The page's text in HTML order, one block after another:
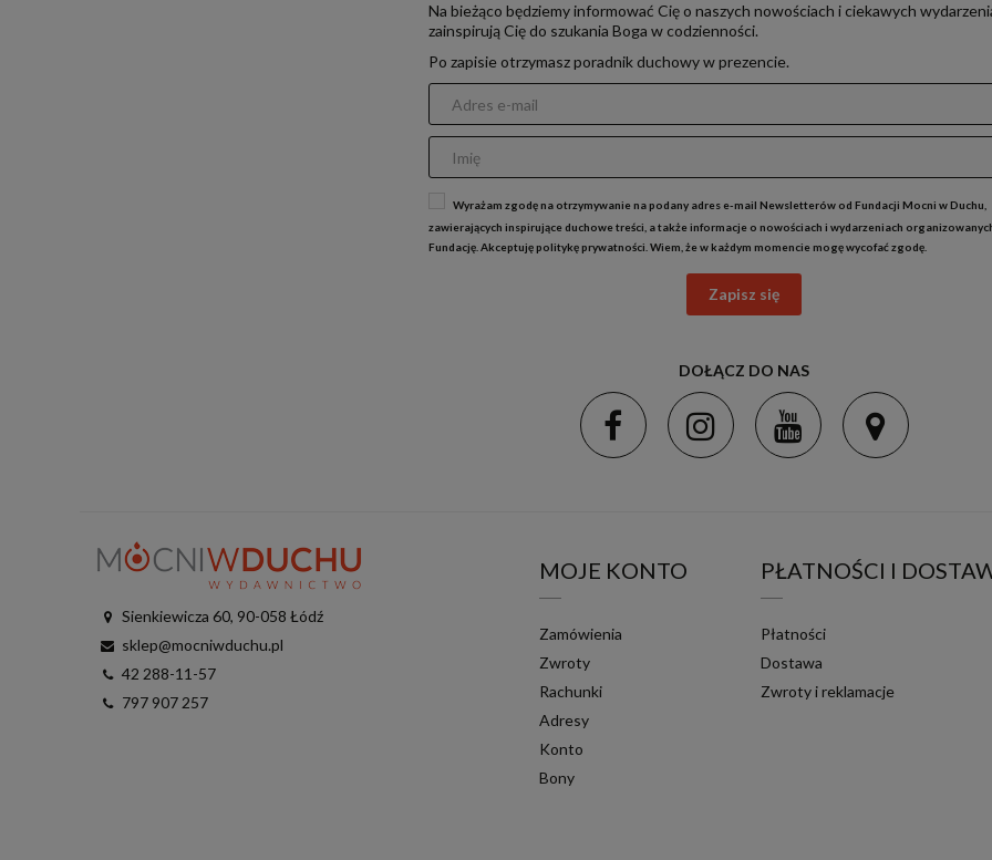
Na bieżąco będziemy informować Cię o naszych nowościach i ciekawych
zainspirują Cię do szukania Boga w codzienności.
Po zapisie otrzymasz poradnik duchowy w prezencie.
Wyrażam zgodę na otrzymywanie na podany adres e-mail Newsletterów od Fundacji Mocni w Duchu,
zawierających inspirujące duchowe treści, a także informacje o nowościach i wydarzeniach
Fundację. Akceptujępolitykę prywatności. Wiem, że w każdym momencie mogę wycofać zgodę.
Zapisz się
DOŁĄCZ DO NAS
Sienkiewicza 60, 90-058 Łódź
sklep@mocniwduchu.pl
42 288-11-57
797 907 257
MOJE KONTO
Zamówienia
Zwroty
Rachunki
Adresy
Konto
Bony
PŁATNOŚCI I
Płatności
Dostawa
Zwroty i reklamacje